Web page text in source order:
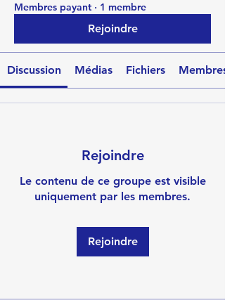
Membres payant · 1 membre
Rejoindre
Discussion Médias Fichiers Membres
Rejoindre
Le contenu de ce groupe est visible
uniquement par les membres.
Rejoindre